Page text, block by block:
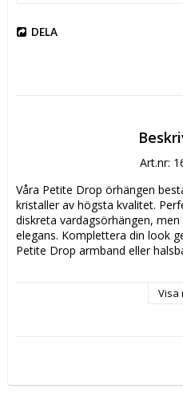
DELA
Art.nr:
Våra Petite Drop örhängen
kristaller av högsta kvalitet.
diskreta vardagsörhängen,
elegans. Komplettera din look
Petite Drop armband eller
Örhängenas stift är gjorda av Visa